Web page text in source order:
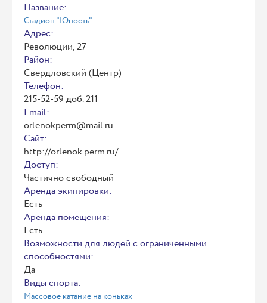
Название:
Стадион "Юность"
Адрес:
Революции, 27
Район:
Свердловский (Центр)
Телефон:
215-52-59 доб. 211
Email:
orlenokperm@mail.ru
Сайт:
http://orlenok.perm.ru/
Доступ:
Частично свободный
Аренда экипировки:
Есть
Аренда помещения:
Есть
Возможности для людей с ограниченными
способностями:
Да
Виды спорта:
Массовое катание на коньках